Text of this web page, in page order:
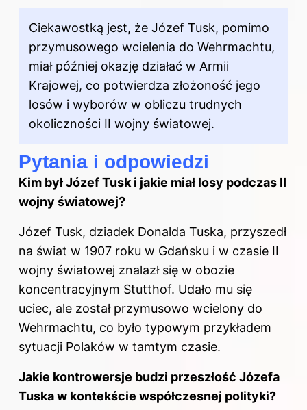
Ciekawostką jest, że Józef Tusk, pomimo
przymusowego wcielenia do Wehrmachtu,
miał później okazję działać w Armii
Krajowej, co potwierdza złożoność jego
losów i wyborów w obliczu trudnych
okoliczności II wojny światowej.
Pytania i odpowiedzi
Kim był Józef Tusk i jakie miał losy podczas II
wojny światowej?
Józef Tusk, dziadek Donalda Tuska, przyszedł
na świat w 1907 roku w Gdańsku i w czasie II
wojny światowej znalazł się w obozie
koncentracyjnym Stutthof. Udało mu się
uciec, ale został przymusowo wcielony do
Wehrmachtu, co było typowym przykładem
sytuacji Polaków w tamtym czasie.
Jakie kontrowersje budzi przeszłość Józefa
Tuska w kontekście współczesnej polityki?